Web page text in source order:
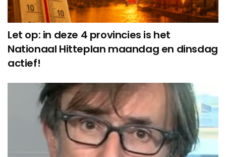
Let op: in deze 4 provincies is het
Nationaal Hitteplan maandag en dinsdag
actief!